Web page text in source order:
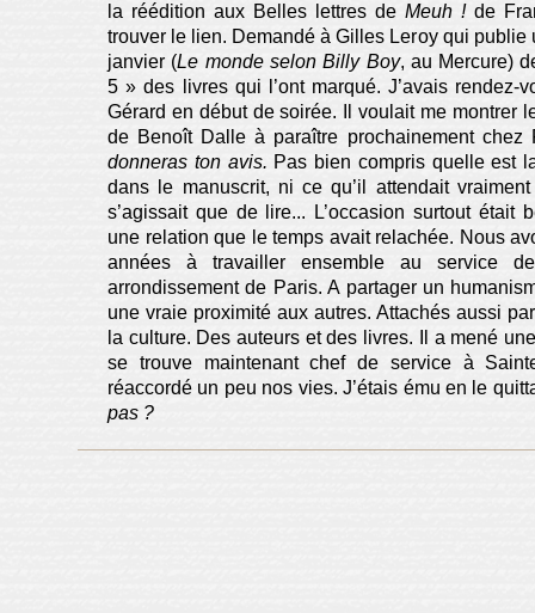
la réédition aux Belles lettres de Meuh !de
trouver le lien. Demandé à Gilles Leroy qui publie
janvier (Le monde selon Billy Boy, au Mercure)
5 » des livres qui l’ont marqué. J’avais rendez-
Gérard en début de soirée. Il voulait me montrer
de Benoît Dalle à paraître prochainement chez
donneras ton avis. Pas bien compris quelle est
dans le manuscrit, ni ce qu’il attendait
s’agissait que de lire... L’occasion surtout était
une relation que le temps avait relachée. Nous
années à travailler ensemble au service
arrondissement de Paris. A partager un
une vraie proximité aux autres. Attachés aussi
la culture. Des auteurs et des livres. Il a mené
se trouve maintenant chef de service à
réaccordé un peu nos vies. J’étais ému en le
pas ?